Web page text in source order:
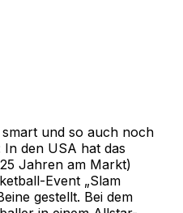
smart und so auch noch
In den USA hat das
Jahren am Markt)
Event „Slam
gestellt. Bei dem